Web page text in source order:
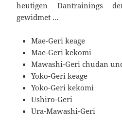
heutigen Dantrainings
gewidmet …
Mae-Geri keage
Mae-Geri kekomi
Mawashi-Geri chudan
Yoko-Geri keage
Yoko-Geri kekomi
Ushiro-Geri
Ura-Mawashi-Geri